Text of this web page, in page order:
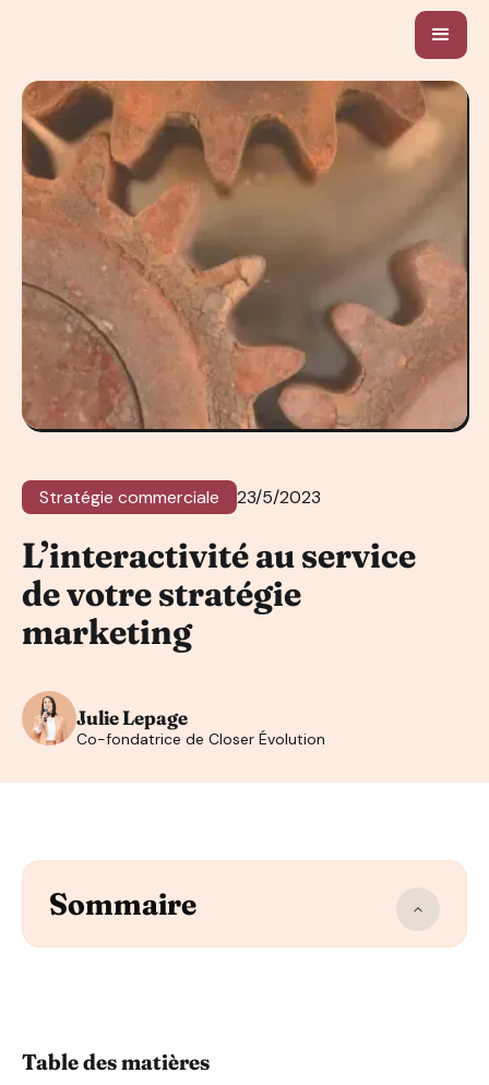
Stratégie commerciale 23/5/2023
L’interactivité au service
de votre stratégie
marketing
Julie Lepage
Co-fondatrice de Closer Évolution
Sommaire
Table des matières